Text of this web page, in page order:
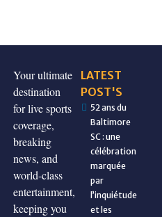
Your ultimate
destination
for live sports
coverage,
breaking
news, and
world-class
entertainment,
keeping you
LATEST
POST'S
52 ans du
Baltimore
SC : une
célébration
marquée
par
l’inquiétude
et les